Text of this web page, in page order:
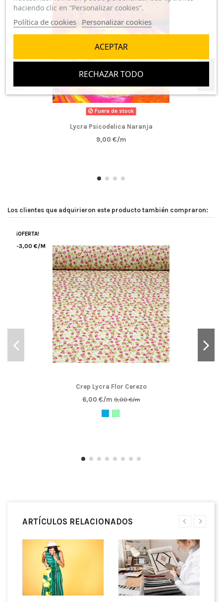
Fuera de stock
Lycra Psicodelica Naranja
9,00 €/m
Los clientes que adquirieron este producto también compraron:
¡OFERTA!
-3,00 €/M
Crep Lycra Flor Cerezo
6,00 €/m9,00 €/m
ARTÍCULOS RELACIONADOS
haciendo clic en “Personalizar cookies”.
Política de cookies Personalizar cookies
RECHAZAR TODO
ACEPTAR